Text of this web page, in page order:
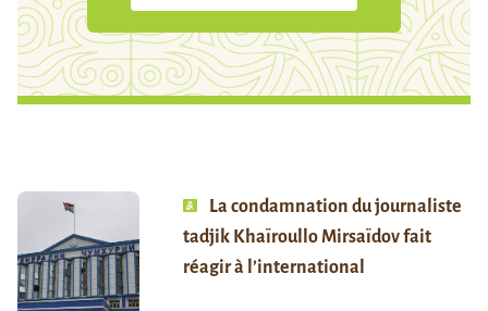
La condamnation du journaliste
tadjik Khaïroullo Mirsaïdov fait
réagir à l’international